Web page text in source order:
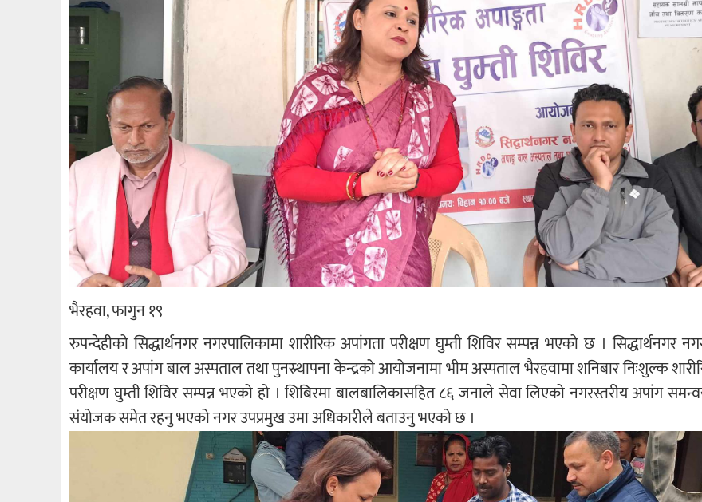
भैरहवा, फागुन १९
रुपन्देहीको सिद्धार्थनगर नगरपालिकामा शारीरिक अपांगता परीक्षण घुम्ती शिविर सम्पन्न भएको छ । सिद्धार्थनगर
कार्यालय र अपांग बाल अस्पताल तथा पुनस्र्थापना केन्द्रको आयोजनामा भीम अस्पताल भैरहवामा शनिबार निःशुल्क
परीक्षण घुम्ती शिविर सम्पन्न भएको हो । शिबिरमा बालबालिकासहित ८६ जनाले सेवा लिएको नगरस्तरीय अपांग
संयोजक समेत रहनु भएको नगर उपप्रमुख उमा अधिकारीले बताउनु भएको छ ।